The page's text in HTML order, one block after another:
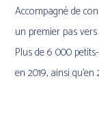
Accompagné de
un premier pas
Plus de 6 000
en 2019, ainsi qu’en